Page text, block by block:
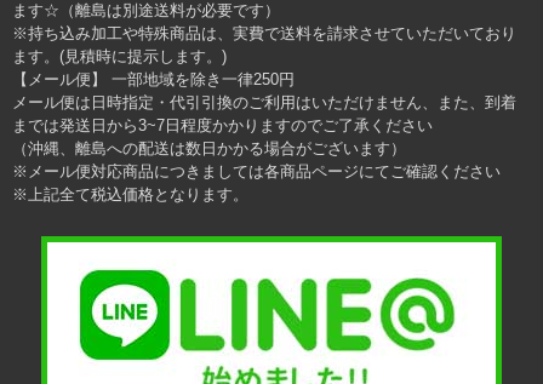
ます☆（離島は別途送料が必要です）
※持ち込み加工や特殊商品は、実費で送料を請求させていただいており
ます。(見積時に提示します。)
【メール便】 一部地域を除き一律250円
メール便は日時指定・代引引換のご利用はいただけません、また、到着
までは発送日から3~7日程度かかりますのでご了承ください
（沖縄、離島への配送は数日かかる場合がございます）
※メール便対応商品につきましては各商品ページにてご確認ください
※上記全て税込価格となります。